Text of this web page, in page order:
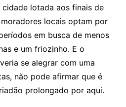
lotada aos finais de
locais optam por
em busca de menos
e um friozinho. E o
se alegrar com uma
não pode afirmar que é
prolongado por aqui.